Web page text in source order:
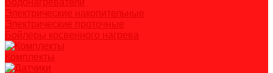
Водонагреватели
Электрические накопительные
Электрические проточные
Бойлеры косвенного нагрева
Комплекты